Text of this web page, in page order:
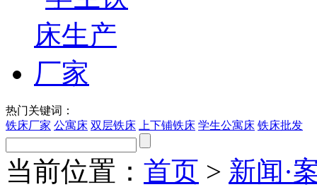
热门关键词：
铁床厂家 公寓床 双层铁床 上下铺铁床 学生公寓床 铁床批发
当前位置： 首页 > 新闻·